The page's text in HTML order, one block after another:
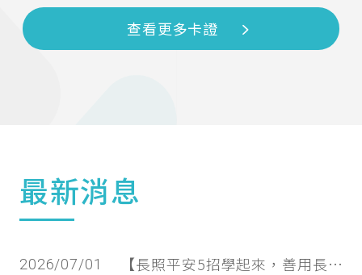
查看更多卡證
最新消息
2026/07/01 【長照平安5招學起來，善用長照資源，請撥打1966】1966 Long-Term Care Service to Your Home